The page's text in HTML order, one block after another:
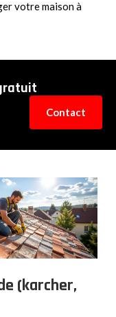
votre maison à
Contact
(karcher,